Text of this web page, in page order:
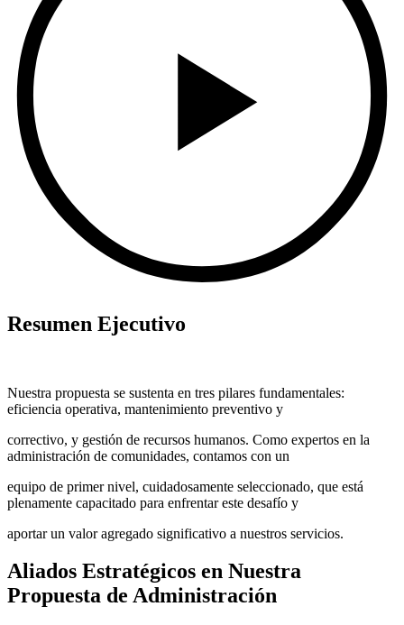
Resumen Ejecutivo
Nuestra propuesta se sustenta en tres pilares fundamentales:
eficiencia operativa, mantenimiento preventivo y
correctivo, y gestión de recursos humanos. Como expertos en la
administración de comunidades, contamos con un
equipo de primer nivel, cuidadosamente seleccionado, que está
plenamente capacitado para enfrentar este desafío y
aportar un valor agregado significativo a nuestros servicios.
Aliados Estratégicos en Nuestra
Propuesta de Administración